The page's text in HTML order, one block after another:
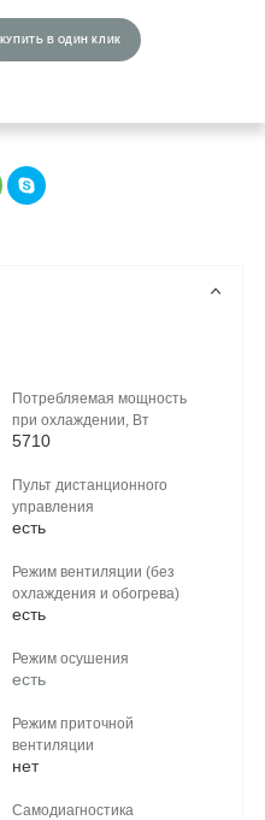
КУПИТЬ В ОДИН КЛИК
Потребляемая мощность
при охлаждении, Вт
5710
Пульт дистанционного
управления
есть
Режим вентиляции (без
охлаждения и обогрева)
есть
Режим осушения
есть
Режим приточной
вентиляции
нет
Самодиагностика